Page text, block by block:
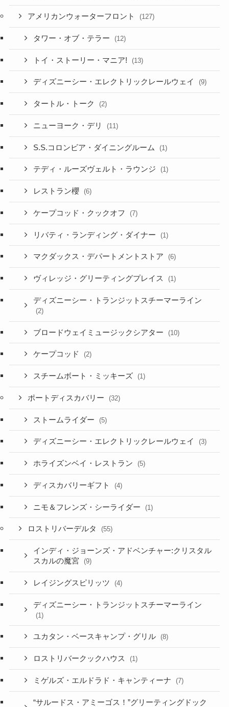
アメリカンウォーターフロント (127)
タワー・オブ・テラー (12)
トイ・ストーリー・マニア! (13)
ディズニーシー・エレクトリックレールウェイ (9)
タートル・トーク (2)
ニューヨーク・デリ (11)
S.S.コロンビア・ダイニングルーム (1)
テディ・ルーズヴェルト・ラウンジ (1)
レストラン櫻 (6)
ケープコッド・クックオフ (7)
リバティ・ランディング・ダイナー (1)
マクダックス・デパートメントストア (6)
ヴィレッジ・グリーティングプレイス (1)
ディズニーシー・トランジットスチーマーライン
(2)
ブロードウェイミュージックシアター (10)
ケープコッド (2)
スチームボート・ミッキーズ (1)
ポートディスカバリー (32)
ストームライダー (5)
ディズニーシー・エレクトリックレールウェイ (3)
ホライズンベイ・レストラン (5)
ディスカバリーギフト (4)
ニモ＆フレンズ・シーライダー (1)
ロストリバーデルタ (55)
インディ・ジョーンズ・アドベンチャー:クリスタル
スカルの魔宮
(9)
レイジングスピリッツ (4)
ディズニーシー・トランジットスチーマーライン
(1)
ユカタン・ベースキャンプ・グリル (8)
ロストリバークックハウス (1)
ミゲルズ・エルドラド・キャンティーナ (7)
“サルードス・アミーゴス！”グリーティングドック